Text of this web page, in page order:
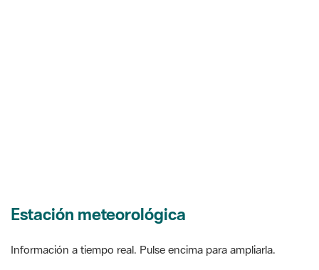
Estación meteorológica
Información a tiempo real. Pulse encima para ampliarla.